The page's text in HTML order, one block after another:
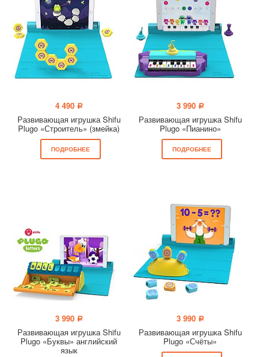
4 490 a
Развивающая игрушка Shifu
Plugo «Строитель» (змейка)
ПОДРОБНЕЕ
3 990 a
Развивающая игрушка Shifu
Plugo «Пианино»
ПОДРОБНЕЕ
3 990 a
Развивающая игрушка Shifu
Plugo «Буквы» английский
язык
3 990 a
Развивающая игрушка Shifu
Plugo «Счёты»